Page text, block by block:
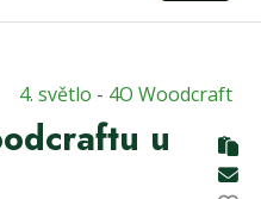
4. světlo - 4O Woodcraft
u